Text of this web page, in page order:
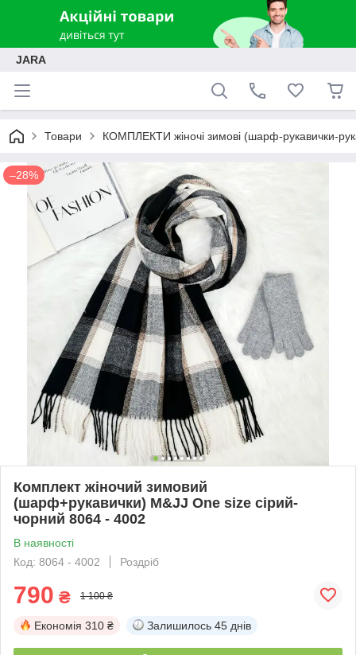
JARA
Товари КОМПЛЕКТИ жіночі зимові (шарф-рукавички-
–28%
Комплект жіночий зимовий
(шарф+рукавички) M&JJ One size сірий-
чорний 8064 - 4002
В наявності
Код: 8064 - 4002
Роздріб
790 ₴ 1 100 ₴
Економія 310 ₴ Залишилось 45 днів